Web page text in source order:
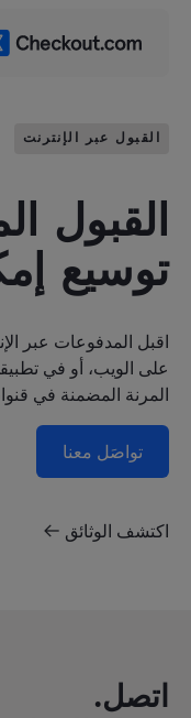
القبول عبر الإنترنت
القبول
توسيع
اقبل المدفوعات عبر
على الويب، أو في
المرنة المضمنة في
تواصَل معنا
اكتشف الوثائق
اتصل.